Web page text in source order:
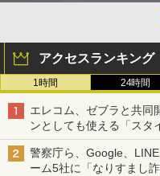
アクセスランキング
1時間 24時間
エレコム、ゼブラと共同
ンとしても使える「ス
も、持ち替えずに書き込
警察庁ら、Google、
ーム5社に「なりすまし